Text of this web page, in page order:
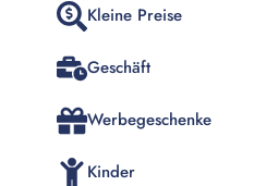
Kleine Preise
Geschäft
Werbegeschenke
Kinder